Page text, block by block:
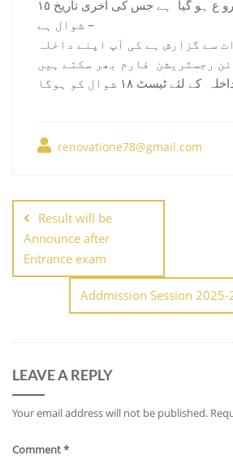
رجسٹریشن شرو ع ہو گیا ہے جس کی آخری تاریخ ١٥
شوال ہے –
سے گزارش ہے کی آپ اپنے داخلہ
renovatione78@gmail.com
Result will be
Announce after
Entrance exam
Addmission Session 2025-
LEAVE A REPLY
Your email address will not be published.
Comment*